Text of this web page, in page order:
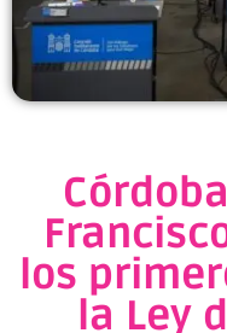
los
la Ley